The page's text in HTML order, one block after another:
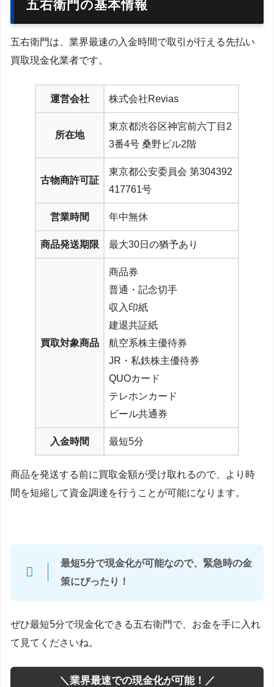
五右衛門の基本情報
五右衛門は、業界最速の入金時間で取引が行える先払い
買取現金化業者です。
運営会社 株式会社Revias
所在地
東京都渋谷区神宮前六丁目2
3番4号 桑野ビル2階
古物商許可証
東京都公安委員会 第304392
417761号
営業時間 年中無休
商品発送期限 最大30日の猶予あり
買取対象商品
商品券
普通・記念切手
収入印紙
建退共証紙
航空系株主優待券
JR・私鉄株主優待券
QUOカード
テレホンカード
ビール共通券
入金時間 最短5分
商品を発送する前に買取金額が受け取れるので、より時
間を短縮して資金調達を行うことが可能になります。
最短5分で現金化が可能なので、緊急時の金
策にぴったり！
ぜひ最短5分で現金化できる五右衛門で、お金を手に入れ
て見てくださいね。
＼業界最速での現金化が可能！／